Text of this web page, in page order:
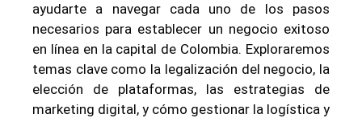
ayudarte a navegar cada uno de los pasos
necesarios para establecer un negocio exitoso
en línea en la capital de Colombia. Exploraremos
temas clave como la legalización del negocio, la
elección de plataformas, las estrategias de
marketing digital, y cómo gestionar la logística y